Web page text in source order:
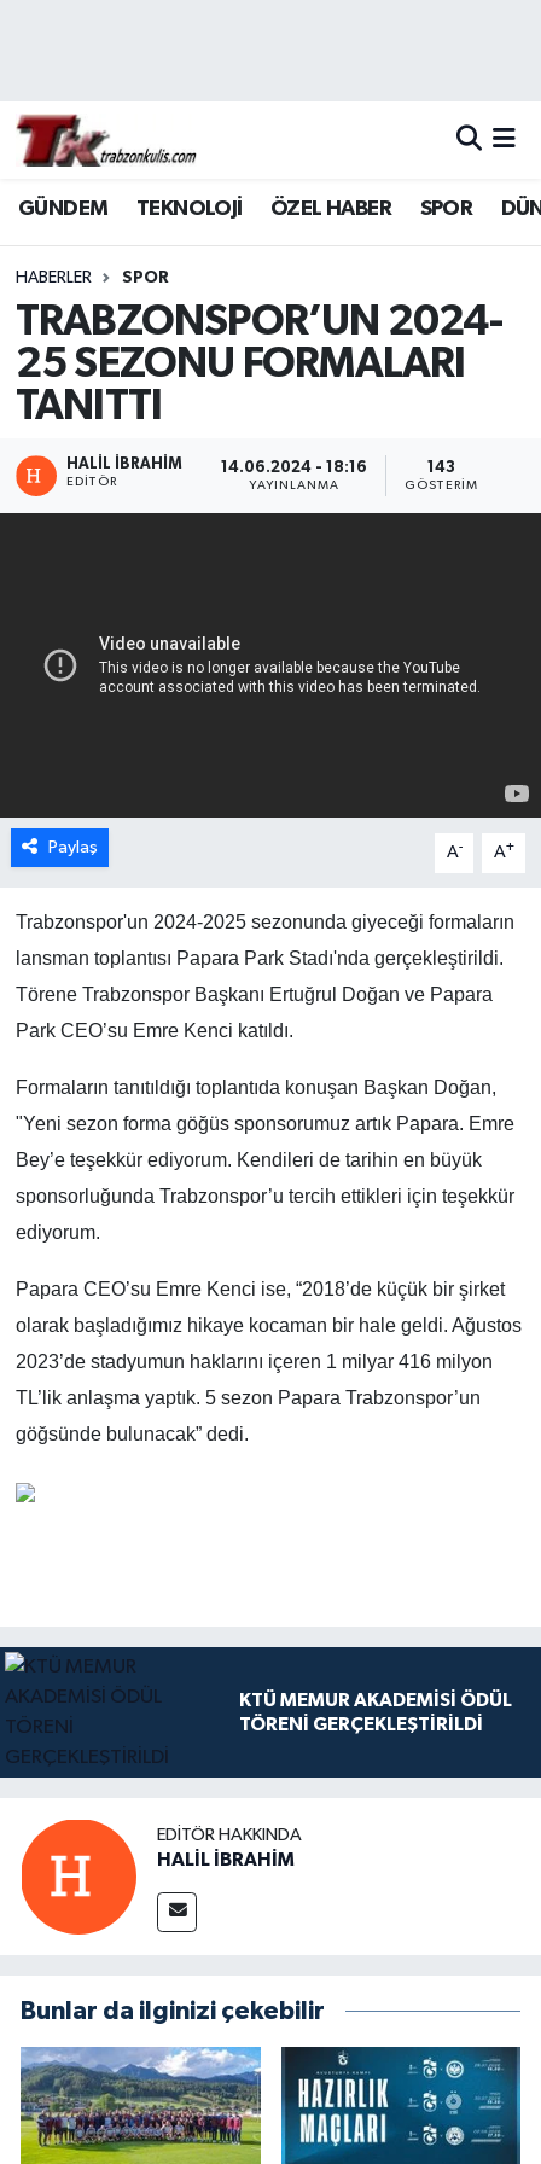
GÜNDEM TEKNOLOJİ ÖZEL HABER SPOR
HABERLER SPOR
TRABZONSPOR’UN 2024-
25 SEZONU FORMALARI
TANITTI
HALİL İBRAHİM
EDITÖR
14.06.2024 - 18:16
YAYINLANMA
143
GÖSTERIM
Paylaş A- A+
Trabzonspor'un 2024-2025 sezonunda giyeceği formaların
lansman toplantısı Papara Park Stadı'nda gerçekleştirildi.
Törene Trabzonspor Başkanı Ertuğrul Doğan ve Papara
Park CEO’su Emre Kenci katıldı.
Formaların tanıtıldığı toplantıda konuşan Başkan Doğan,
"Yeni sezon forma göğüs sponsorumuz artık Papara. Emre
Bey’e teşekkür ediyorum. Kendileri de tarihin en büyük
sponsorluğunda Trabzonspor’u tercih ettikleri için teşekkür
ediyorum.
Papara CEO’su Emre Kenci ise, “2018’de küçük bir şirket
olarak başladığımız hikaye kocaman bir hale geldi. Ağustos
2023’de stadyumun haklarını içeren 1 milyar 416 milyon
TL’lik anlaşma yaptık. 5 sezon Papara Trabzonspor’un
göğsünde bulunacak” dedi.
KTÜ MEMUR AKADEMİSİ ÖDÜL
TÖRENİ GERÇEKLEŞTİRİLDİ
EDITÖR HAKKINDA
HALİL İBRAHİM
Bunlar da ilginizi çekebilir
Trabzon Hava Durumu
Trabzon Namaz Vakitleri
Trabzon Trafik Yoğunluk Haritası
Süper Lig Puan Durumu ve Fikstür
Tüm Manşetler
Son Dakika Haberleri